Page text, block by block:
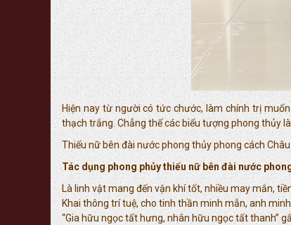
Hiện nay từ người có tức chước, làm chính trị
thạch trắng. Chẳng thế các biểu tượng phong thủy
Thiếu nữ bên đài nước phong thủy phong cách
Tác dụng phong phủy thiếu nữ bên đài nước
Là linh vật mang đến vận khí tốt, nhiều may mắn,
Khai thông trí tuệ, cho tinh thần minh mẫn, anh
“Gia hữu ngọc tất hưng, nhân hữu ngọc tất thanh”